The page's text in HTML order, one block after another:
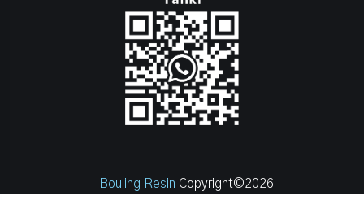
Bouling Resin Copyright©2026